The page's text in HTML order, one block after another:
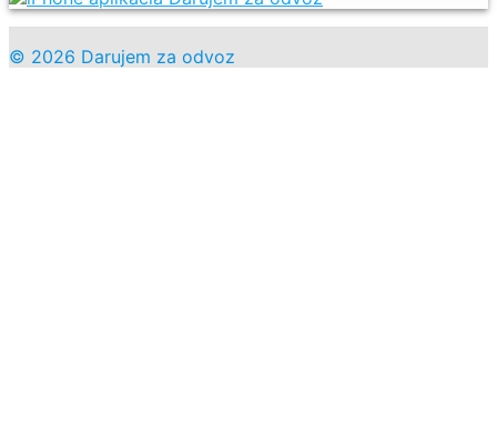
© 2026 Darujem za odvoz